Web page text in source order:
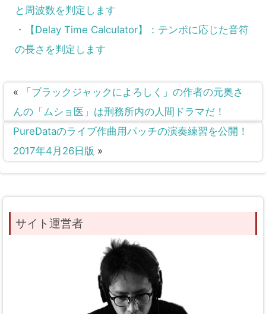
と周波数を判定します
・【Delay Time Calculator】：テンポに応じた音符
の長さを判定します
«
「ブラックジャックによろしく」の作者の元奥さ
んの「ムショ医」は刑務所内の人間ドラマだ！
PureDataのライブ作曲用パッチの演奏練習を公開！
2017年4月26日版 »
サイト運営者